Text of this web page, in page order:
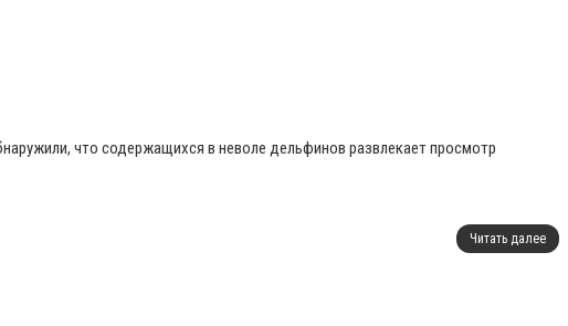
что содержащихся в неволе дельфинов развлекает просмотр
Читать далее